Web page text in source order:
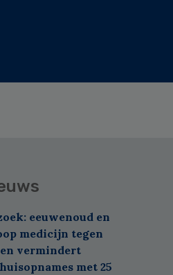
eeuwenoud en
medicijn tegen
vermindert
met 25